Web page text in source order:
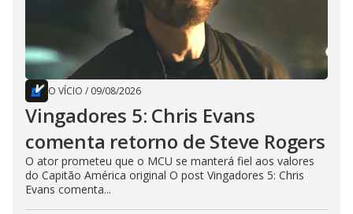
O VÍCIO / 09/08/2026
Vingadores 5: Chris Evans
comenta retorno de Steve Rogers
O ator prometeu que o MCU se manterá fiel aos valores
do Capitão América original O post Vingadores 5: Chris
Evans comenta...